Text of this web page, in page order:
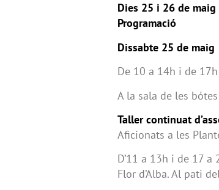
Dies 25 i 26 de maig
Programació
Dissabte 25 de maig
De 10 a 14h i de
A la sala de les bótes
Taller continuat
Aficionats a les
D’11 a 13h i de 17 a
Flor d’Alba. Al pati